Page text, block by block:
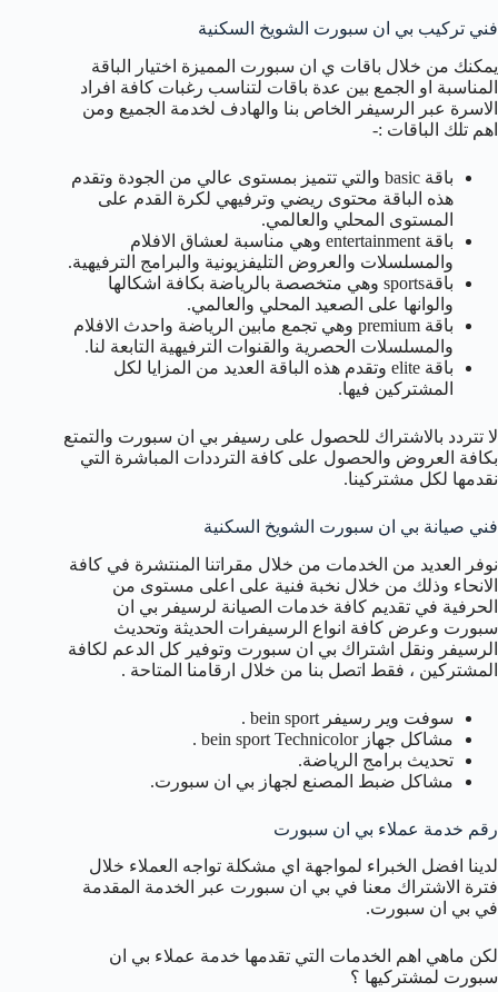
فني تركيب بي ان سبورت الشويخ السكنية
يمكنك من خلال باقات ي ان سبورت المميزة اختيار الباقة
المناسبة او الجمع بين عدة باقات لتناسب رغبات كافة افراد
الاسرة عبر الرسيفر الخاص بنا والهادف لخدمة الجميع ومن
اهم تلك الباقات :-
باقة basic والتي تتميز بمستوى عالي من الجودة وتقدم
هذه الباقة محتوى ريضي وترفيهي لكرة القدم على
المستوى المحلي والعالمي.
باقة entertainment وهي مناسبة لعشاق الافلام
والمسلسلات والعروض التليفزيونية والبرامج الترفيهية.
باقةsports وهي متخصصة بالرياضة بكافة اشكالها
والوانها على الصعيد المحلي والعالمي.
باقة premium وهي تجمع مابين الرياضة واحدث الافلام
والمسلسلات الحصرية والقنوات الترفيهية التابعة لنا.
باقة elite وتقدم هذه الباقة العديد من المزايا لكل
المشتركين فيها.
لا تتردد بالاشتراك للحصول على رسيفر بي ان سبورت والتمتع
بكافة العروض والحصول على كافة الترددات المباشرة التي
نقدمها لكل مشتركينا.
فني صيانة بي ان سبورت الشويخ السكنية
نوفر العديد من الخدمات من خلال مقراتنا المنتشرة في كافة
الانحاء وذلك من خلال نخبة فنية على اعلى مستوى من
الحرفية في تقديم كافة خدمات الصيانة لرسيفر بي ان
سبورت وعرض كافة انواع الرسيفرات الحديثة وتحديث
الرسيفر ونقل اشتراك بي ان سبورت وتوفير كل الدعم لكافة
المشتركين ، فقط اتصل بنا من خلال ارقامنا المتاحة .
سوفت وير رسيفر bein sport .
مشاكل جهاز bein sport Technicolor .
تحديث برامج الرياضة.
مشاكل ضبط المصنع لجهاز بي ان سبورت.
رقم خدمة عملاء بي ان سبورت
لدينا افضل الخبراء لمواجهة اي مشكلة تواجه العملاء خلال
فترة الاشتراك معنا في بي ان سبورت عبر الخدمة المقدمة
في بي ان سبورت.
لكن ماهي اهم الخدمات التي تقدمها خدمة عملاء بي ان
سبورت لمشتركيها ؟